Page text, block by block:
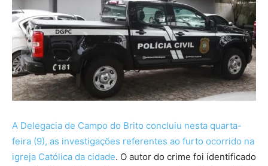
A Delegacia de Campo do Brito concluiu nesta quarta-
feira (9), as investigações referentes ao furto ocorrido na
igreja Católica da cidade. O autor do crime foi identificado